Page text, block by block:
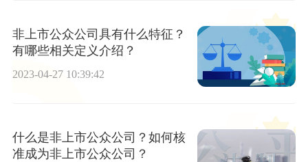
非上市公众公司具有什么特征？
有哪些相关定义介绍？
2023-04-27 10:39:42
什么是非上市公众公司？如何核
准成为非上市公众公司？